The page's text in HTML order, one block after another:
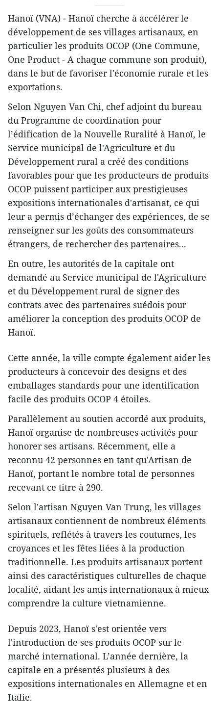
Hanoï (VNA) - Hanoï cherche à accélérer le
développement de ses villages artisanaux, en
particulier les produits OCOP (One Commune,
One Product - A chaque commune son produit),
dans le but de favoriser l'économie rurale et les
exportations.
Selon Nguyen Van Chi, chef adjoint du bureau
du Programme de coordination pour
l’édification de la Nouvelle Ruralité à Hanoï, le
Service municipal de l'Agriculture et du
Développement rural a créé des conditions
favorables pour que les producteurs de produits
OCOP puissent participer aux prestigieuses
expositions internationales d'artisanat, ce qui
leur a permis d’échanger des expériences, de se
renseigner sur les goûts des consommateurs
étrangers, de rechercher des partenaires...
En outre, les autorités de la capitale ont
demandé au Service municipal de l'Agriculture
et du Développement rural de signer des
contrats avec des partenaires suédois pour
améliorer la conception des produits OCOP de
Hanoï.
Cette année, la ville compte également aider les
producteurs à concevoir des designs et des
emballages standards pour une identification
facile des produits OCOP 4 étoiles.
Parallèlement au soutien accordé aux produits,
Hanoï organise de nombreuses activités pour
honorer ses artisans. Récemment, elle a
reconnu 42 personnes en tant qu'Artisan de
Hanoï, portant le nombre total de personnes
recevant ce titre à 290.
Selon l'artisan Nguyen Van Trung, les villages
artisanaux contiennent de nombreux éléments
spirituels, reflétés à travers les coutumes, les
croyances et les fêtes liées à la production
traditionnelle. Les produits artisanaux portent
ainsi des caractéristiques culturelles de chaque
localité, aidant les amis internationaux à mieux
comprendre la culture vietnamienne.
Depuis 2023, Hanoï s'est orientée vers
l'introduction de ses produits OCOP sur le
marché international. L’année dernière, la
capitale en a présentés plusieurs à des
expositions internationales en Allemagne et en
Italie.